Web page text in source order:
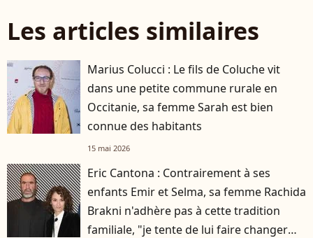
Les articles similaires
Marius Colucci : Le fils de Coluche vit
dans une petite commune rurale en
Occitanie, sa femme Sarah est bien
connue des habitants
15 mai 2026
Eric Cantona : Contrairement à ses
enfants Emir et Selma, sa femme Rachida
Brakni n'adhère pas à cette tradition
familiale, "je tente de lui faire changer